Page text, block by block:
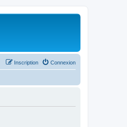
Connexion
Inscription